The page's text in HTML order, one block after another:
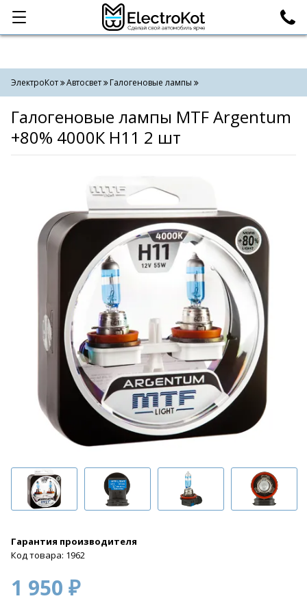
Категории Поиск
ЭлектроКот Автосвет Галогеновые лампы
Галогеновые лампы MTF Argentum
+80% 4000К H11 2 шт
Гарантия производителя
Код товара: 1962
1 950 ₽